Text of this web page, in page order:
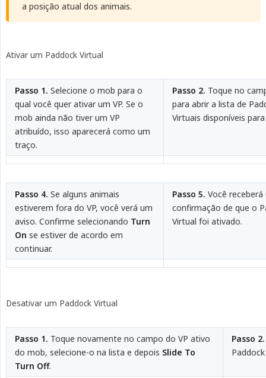
a posição atual dos animais.
Ativar um Paddock Virtual
Passo 1. Selecione o mob para o
qual você quer ativar um VP. Se o
mob ainda não tiver um VP
atribuído, isso aparecerá como um
traço.
Passo 2. Toque no
para abrir a lista de
Virtuais disponíveis
Passo 4. Se alguns animais
estiverem fora do VP, você verá um
aviso. Confirme selecionando Turn
On se estiver de acordo em
continuar.
Passo 5. Você receberá
confirmação de que o
Virtual foi ativado.
Desativar um Paddock Virtual
Passo 1. Toque novamente no campo do VP ativo
do mob, selecione-o na lista e depois Slide To
Turn Off.
Passo 2.